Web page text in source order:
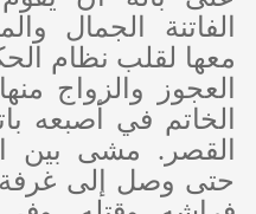
الفاتنة الجمال
معها لقلب نظام
العجوز والزواج
الخاتم في أصبعه
القصر. مشى بين
حتى وصل إلى غرفة